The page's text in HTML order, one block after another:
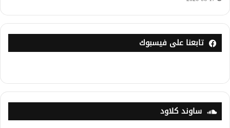
تابعنا على فيسبوك
ساوند كلاود